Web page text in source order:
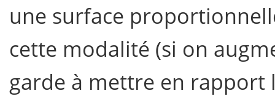
une surface
cette modalité (si on
garde à mettre en rapport